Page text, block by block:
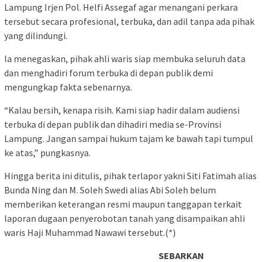
Lampung Irjen Pol. Helfi Assegaf agar menangani perkara
tersebut secara profesional, terbuka, dan adil tanpa ada pihak
yang dilindungi.
Ia menegaskan, pihak ahli waris siap membuka seluruh data
dan menghadiri forum terbuka di depan publik demi
mengungkap fakta sebenarnya.
“Kalau bersih, kenapa risih. Kami siap hadir dalam audiensi
terbuka di depan publik dan dihadiri media se-Provinsi
Lampung. Jangan sampai hukum tajam ke bawah tapi tumpul
ke atas,” pungkasnya.
Hingga berita ini ditulis, pihak terlapor yakni Siti Fatimah alias
Bunda Ning dan M. Soleh Swedi alias Abi Soleh belum
memberikan keterangan resmi maupun tanggapan terkait
laporan dugaan penyerobotan tanah yang disampaikan ahli
waris Haji Muhammad Nawawi tersebut.(*)
SEBARKAN